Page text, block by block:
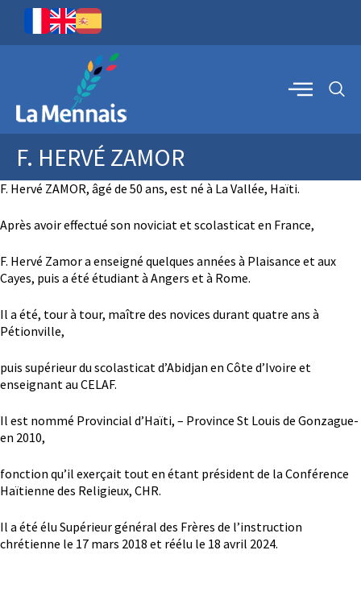
F. HERVÉ ZAMOR
F. Hervé ZAMOR, âgé de 50 ans, est né à La Vallée, Haïti.
Après avoir effectué son noviciat et scolasticat en France,
F. Hervé Zamor a enseigné quelques années à Plaisance et aux
Cayes, puis a été étudiant à Angers et à Rome.
Il a été, tour à tour, maître des novices durant quatre ans à
Pétionville,
puis supérieur du scolasticat d’Abidjan en Côte d’Ivoire et
enseignant au CELAF.
Il est nommé Provincial d’Haïti, – Province St Louis de Gonzague-
en 2010,
fonction qu’il exerçait tout en étant président de la Conférence
Haïtienne des Religieux, CHR.
Il a été élu Supérieur général des Frères de l’instruction
chrétienne le 17 mars 2018 et réélu le 18 avril 2024.